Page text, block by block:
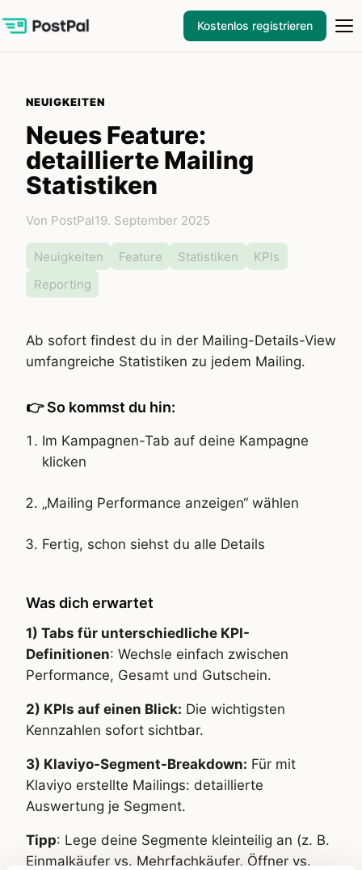
Kostenlos registrieren
NEUIGKEITEN
Neues Feature:
detaillierte Mailing
Statistiken
Von PostPal19. September 2025
Neuigkeiten Feature Statistiken
KPIs
Reporting
Ab sofort findest du in der Mailing-Details-View
umfangreiche Statistiken zu jedem Mailing.
👉 So kommst du hin:
Im Kampagnen-Tab auf deine Kampagne
klicken
„Mailing Performance anzeigen“ wählen
Fertig, schon siehst du alle Details
Was dich erwartet
1) Tabs für unterschiedliche KPI-
Definitionen: Wechsle einfach zwischen
Performance, Gesamt und Gutschein.
2) KPIs auf einen Blick: Die wichtigsten
Kennzahlen sofort sichtbar.
3) Klaviyo-Segment-Breakdown: Für mit
Klaviyo erstellte Mailings: detaillierte
Auswertung je Segment.
Tipp: Lege deine Segmente kleinteilig an (z. B.
Einmalkäufer vs. Mehrfachkäufer, Öffner vs.